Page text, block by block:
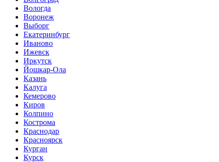
Вологда
Воронеж
Выборг
Екатеринбург
Иваново
Ижевск
Иркутск
Йошкар-Ола
Казань
Калуга
Кемерово
Киров
Колпино
Кострома
Краснодар
Красноярск
Курган
Курск